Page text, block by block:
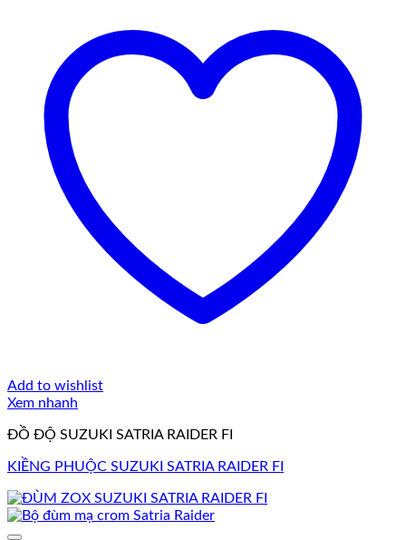
Add to wishlist
Xem nhanh
ĐỒ ĐỘ SUZUKI SATRIA RAIDER FI
KIỀNG PHUỘC SUZUKI SATRIA RAIDER FI